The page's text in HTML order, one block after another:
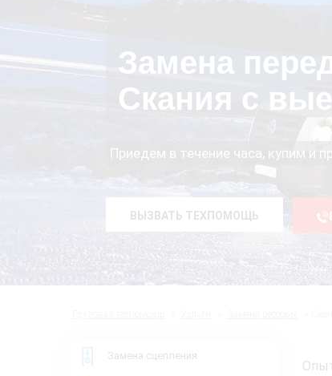
Замена
Скания с
Приедем в течение часа, купим и
ВЫЗВАТЬ ТЕХПОМОЩЬ
Замена сцепления